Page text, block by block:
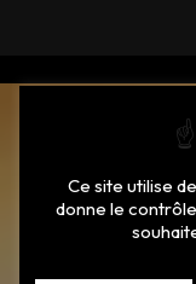
Ce site utilise
donne le